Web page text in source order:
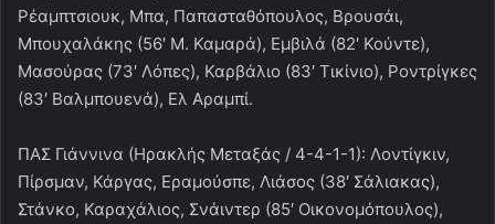
Ρέαμπτσιουκ, Μπα, Παπασταθόπουλος, Βρουσάι,
Μπουχαλάκης (56′ Μ. Καμαρά), Εμβιλά (82′ Κούντε),
Μασούρας (73′ Λόπες), Καρβάλιο (83′ Τικίνιο), Ροντρίγκες
(83′ Βαλμπουενά), Ελ Αραμπί.
ΠΑΣ Γιάννινα (Ηρακλής Μεταξάς / 4-4-1-1): Λοντίγκιν,
Πίρσμαν, Κάργας, Εραμούσπε, Λιάσος (38′ Σάλιακας),
Στάνκο, Καραχάλιος, Σνάιντερ (85′ Οικονομόπουλος),